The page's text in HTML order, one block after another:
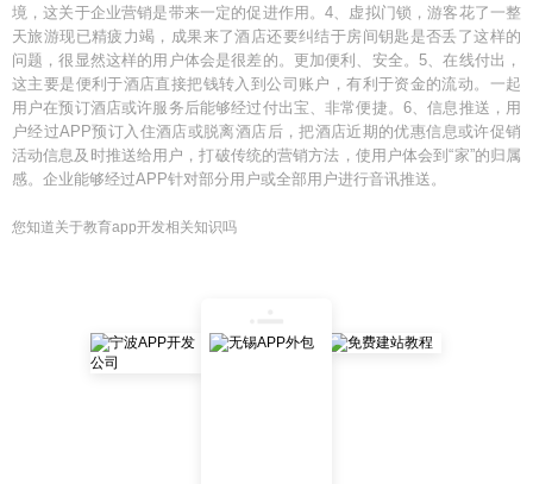
境，这关于企业营销是带来一定的促进作用。4、虚拟门锁，游客花了一整
天旅游现已精疲力竭，成果来了酒店还要纠结于房间钥匙是否丢了这样的
问题，很显然这样的用户体会是很差的。更加便利、安全。5、在线付出，
这主要是便利于酒店直接把钱转入到公司账户，有利于资金的流动。一起
用户在预订酒店或许服务后能够经过付出宝、非常便捷。6、信息推送，用
户经过APP预订入住酒店或脱离酒店后，把酒店近期的优惠信息或许促销
活动信息及时推送给用户，打破传统的营销方法，使用户体会到“家”的归属
感。企业能够经过APP针对部分用户或全部用户进行音讯推送。
您知道关于教育app开发相关知识吗